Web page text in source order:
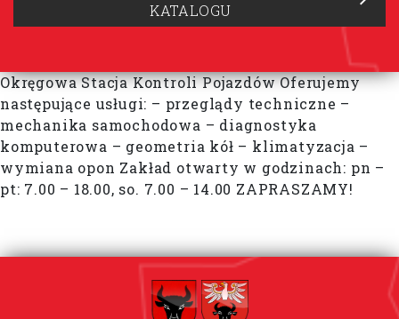
KATALOGU
Okręgowa Stacja Kontroli Pojazdów Oferujemy
następujące usługi: – przeglądy techniczne –
mechanika samochodowa – diagnostyka
komputerowa – geometria kół – klimatyzacja –
wymiana opon Zakład otwarty w godzinach: pn –
pt: 7.00 – 18.00, so. 7.00 – 14.00 ZAPRASZAMY!